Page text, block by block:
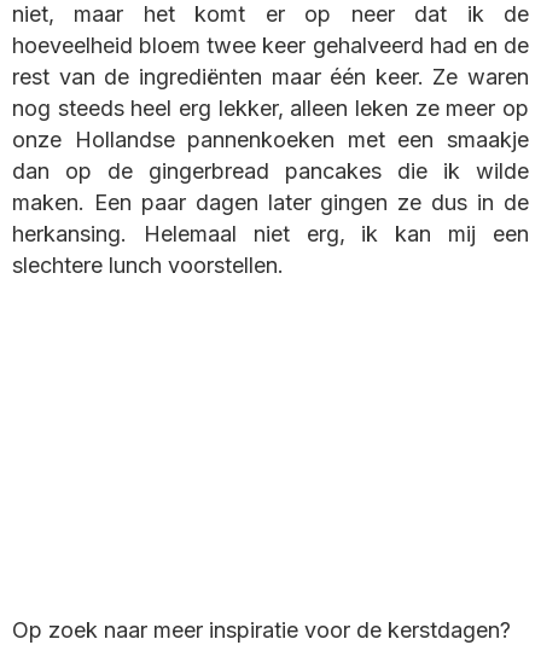
niet, maar het komt er op neer dat ik de
hoeveelheid bloem twee keer gehalveerd had en de
rest van de ingrediënten maar één keer. Ze waren
nog steeds heel erg lekker, alleen leken ze meer op
onze Hollandse pannenkoeken met een smaakje
dan op de gingerbread pancakes die ik wilde
maken. Een paar dagen later gingen ze dus in de
herkansing. Helemaal niet erg, ik kan mij een
slechtere lunch voorstellen.
Op zoek naar meer inspiratie voor de kerstdagen?